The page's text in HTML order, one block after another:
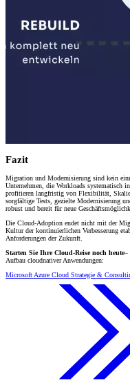
Fazit
Migration und Modernisierung sind kein
Unternehmen, die Workloads systematisch
profitieren langfristig von Flexibilität,
sorgfältige Tests, gezielte Modernisierung
robust und bereit für neue
Die Cloud-Adoption endet nicht mit der
Kultur der kontinuierlichen Verbesserung
Anforderungen der Zukunft.
Starten Sie Ihre Cloud-Reise noch heute–
Aufbau cloudnativer Anwendungen:
Microsoft Azure Cloud Strategie &